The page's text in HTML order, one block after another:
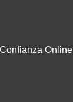
Online